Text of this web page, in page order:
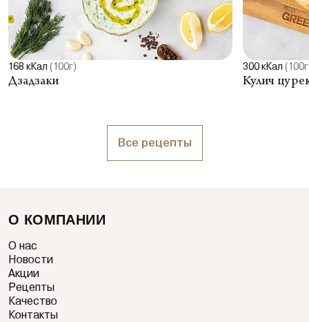
168 кКал (100г)
Дзадзаки
300 кКал
Кулич
Все рецепты
О КОМПАНИИ
О нас
Новости
Акции
Рецепты
Качество
Контакты